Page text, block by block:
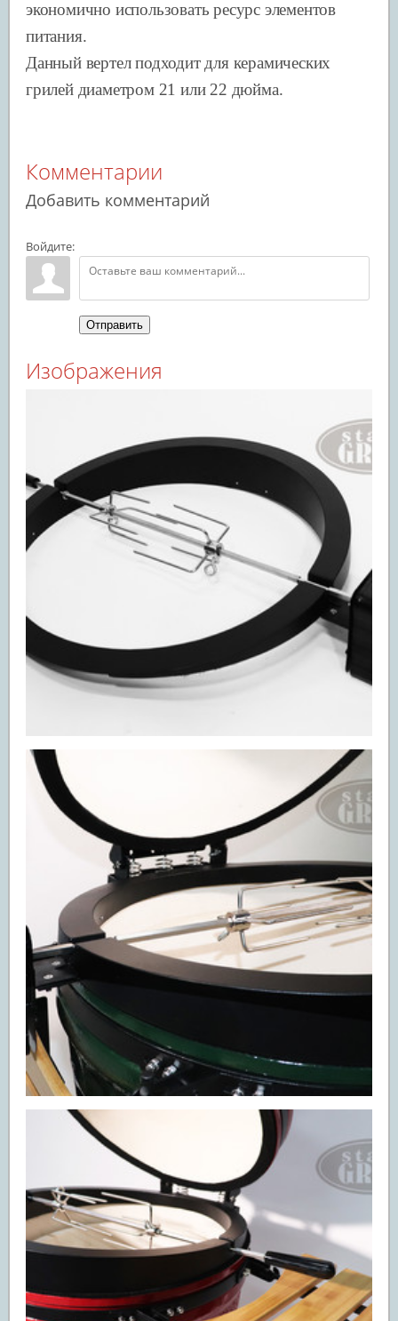
экономично использовать ресурс элементов
питания.
Данный вертел подходит для керамических
грилей диаметром 21 или 22 дюйма.
Комментарии
Добавить комментарий
Войдите:
Отправить
Изображения